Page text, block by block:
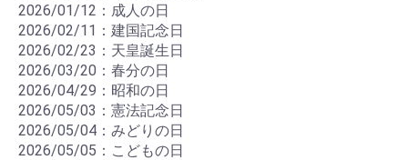
2026/01/12：成人の日
2026/02/11：建国記念日
2026/02/23：天皇誕生日
2026/03/20：春分の日
2026/04/29：昭和の日
2026/05/03：憲法記念日
2026/05/04：みどりの日
2026/05/05：こどもの日